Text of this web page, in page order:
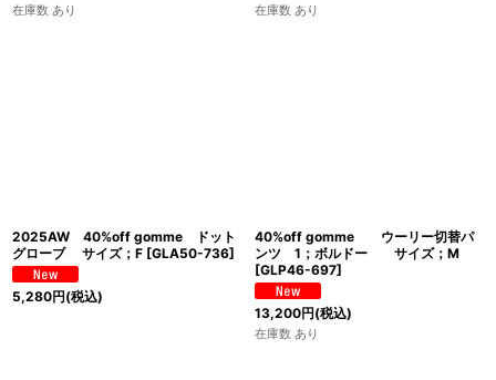
在庫数 あり 在庫数 あり
2025AW 40%off gomme ドット
グローブ サイズ；F [GLA50-736]
5,280円(税込)
40%off gomme ウーリー切替パ
ンツ 1；ボルドー サイズ；M
[GLP46-697]
13,200円(税込)
在庫数 あり